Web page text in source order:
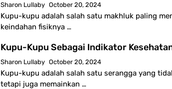
Sharon Lullaby October 20, 2024
Kupu-kupu adalah salah satu makhluk paling
keindahan fisiknya …
Kupu-Kupu Sebagai Indikator
Sharon Lullaby October 20, 2024
Kupu-kupu adalah salah satu serangga yang
tetapi juga memainkan …